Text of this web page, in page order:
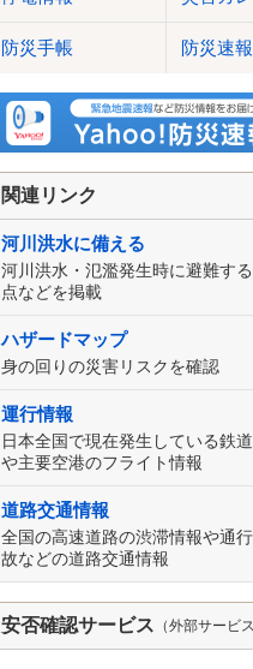
防災手帳 防災速報
関連リンク
河川洪水に備える
河川洪水・氾濫発生時に避難す
点などを掲載
ハザードマップ
身の回りの災害リスクを確認
運行情報
日本全国で現在発生している鉄
や主要空港のフライト情報
道路交通情報
全国の高速道路の渋滞情報や通
故などの道路交通情報
安否確認サービス （外部サービス